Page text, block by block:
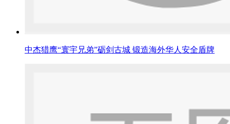
中杰猎鹰“寰宇兄弟”砺剑古城 锻造海外华人安全盾牌